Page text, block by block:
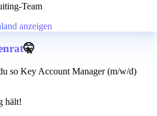
Team
anzeigen
🤫
so Key Account Manager (m/w/d)
hält!